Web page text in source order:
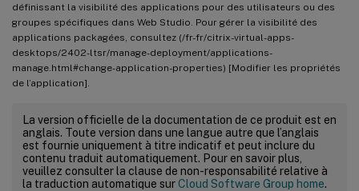
définissant la visibilité des applications pour des utilisateurs ou des
groupes spécifiques dans Web Studio. Pour gérer la visibilité des
applications packagées, consultez (/fr-fr/citrix-virtual-apps-
desktops/2402-ltsr/manage-deployment/applications-
manage.html#change-application-properties) [Modifier les propriétés
de l’application].
La version officielle de la documentation de ce produit est en
anglais. Toute version dans une langue autre que l’anglais
est fournie uniquement à titre indicatif et peut inclure du
contenu traduit automatiquement. Pour en savoir plus,
veuillez consulter la clause de non-responsabilité relative à
la traduction automatique surCloud Software Group home.